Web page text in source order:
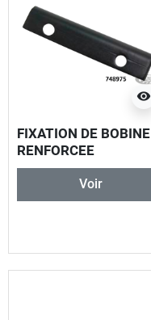
visibility
FIXATION DE BOBINE
RENFORCEE
Voir